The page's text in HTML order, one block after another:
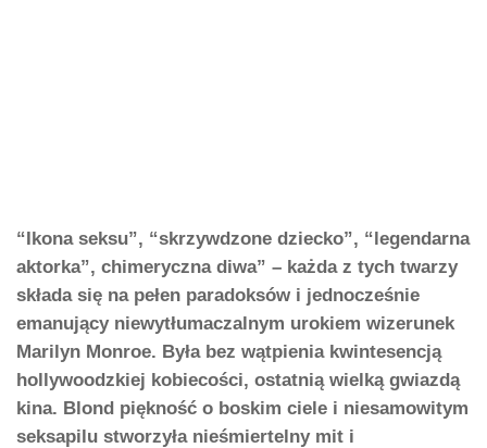
“Ikona seksu”, “skrzywdzone dziecko”, “legendarna
aktorka”, chimeryczna diwa” – każda z tych twarzy
składa się na pełen paradoksów i jednocześnie
emanujący niewytłumaczalnym urokiem wizerunek
Marilyn Monroe. Była bez wątpienia kwintesencją
hollywoodzkiej kobiecości, ostatnią wielką gwiazdą
kina. Blond piękność o boskim ciele i niesamowitym
seksapilu stworzyła nieśmiertelny mit i